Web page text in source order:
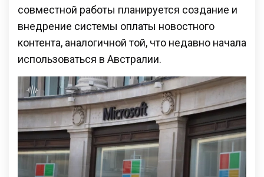
совместной работы планируется создание и
внедрение системы оплаты новостного
контента, аналогичной той, что недавно начала
использоваться в Австралии.